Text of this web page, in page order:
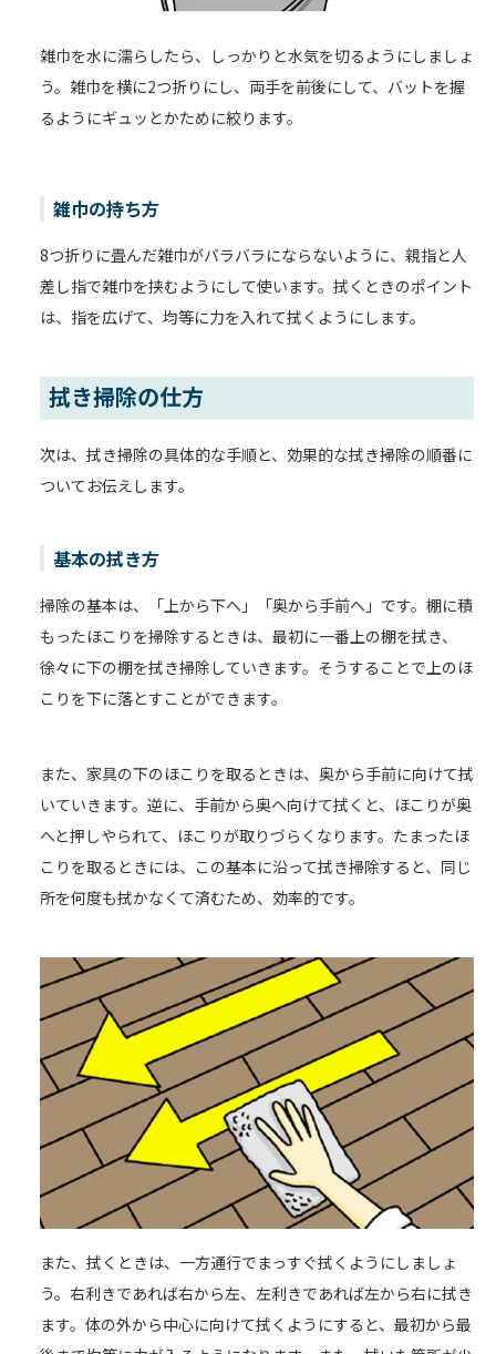
雑巾を水に濡らしたら、しっかりと水気を切るようにしましょ
う。雑巾を横に2つ折りにし、両手を前後にして、バットを握
るようにギュッとかために絞ります。
雑巾の持ち方
8つ折りに畳んだ雑巾がバラバラにならないように、親指と人
差し指で雑巾を挟むようにして使います。拭くときのポイント
は、指を広げて、均等に力を入れて拭くようにします。
拭き掃除の仕方
次は、拭き掃除の具体的な手順と、効果的な拭き掃除の順番に
ついてお伝えします。
基本の拭き方
掃除の基本は、「上から下へ」「奥から手前へ」です。棚に積
もったほこりを掃除するときは、最初に一番上の棚を拭き、
徐々に下の棚を拭き掃除していきます。そうすることで上のほ
こりを下に落とすことができます。
また、家具の下のほこりを取るときは、奥から手前に向けて拭
いていきます。逆に、手前から奥へ向けて拭くと、ほこりが奥
へと押しやられて、ほこりが取りづらくなります。たまったほ
こりを取るときには、この基本に沿って拭き掃除すると、同じ
所を何度も拭かなくて済むため、効率的です。
また、拭くときは、一方通行でまっすぐ拭くようにしましょ
う。右利きであれば右から左、左利きであれば左から右に拭き
ます。体の外から中心に向けて拭くようにすると、最初から最